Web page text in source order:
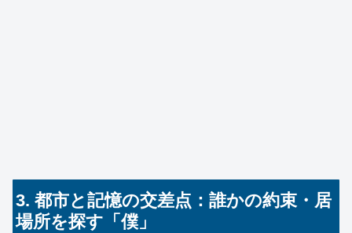
3. 都市と記憶の交差点：誰かの約束・居
場所を探す「僕」